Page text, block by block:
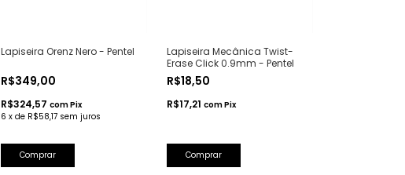
Lapiseira Orenz Nero - Pentel
R$349,00
R$324,57 comPix
6 x de R$58,17 sem juros
Comprar
Lapiseira Mecânica Twist-
Erase Click 0.9mm - Pentel
R$18,50
R$17,21 comPix
Comprar